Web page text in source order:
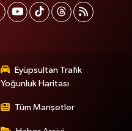
Eyüpsultan Trafik
Yoğunluk Haritası
Tüm Manşetler